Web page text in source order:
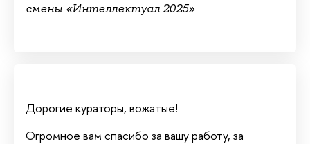
смены «Интеллектуал 2025»
Дорогие кураторы, вожатые!
Огромное вам спасибо за вашу работу, за